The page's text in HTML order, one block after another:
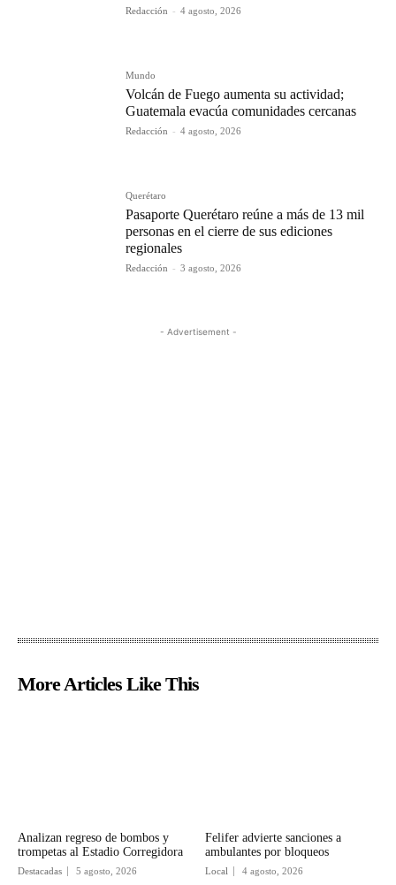
Redacción - 4 agosto, 2026
Mundo
Volcán de Fuego aumenta su actividad;
Guatemala evacúa comunidades cercanas
Redacción - 4 agosto, 2026
Querétaro
Pasaporte Querétaro reúne a más de 13 mil
personas en el cierre de sus ediciones
regionales
Redacción - 3 agosto, 2026
- Advertisement -
More Articles Like This
Analizan regreso de bombos y
trompetas al Estadio Corregidora
Destacadas 5 agosto, 2026
Felifer advierte sanciones a
ambulantes por bloqueos
Local 4 agosto, 2026